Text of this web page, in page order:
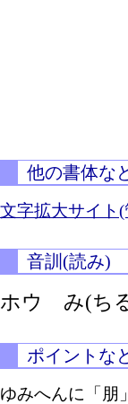
他の書体な
文字拡大サイト
音訓(読み)
ホウ み(ち
ポイントな
ゆみへんに「朋